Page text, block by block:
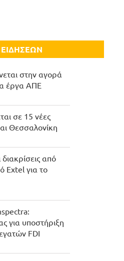
στην αγορά
έργα ΑΠΕ
σε 15 νέες
Θεσσαλονίκη
από
Extel για το
για υποστήριξη
FDI